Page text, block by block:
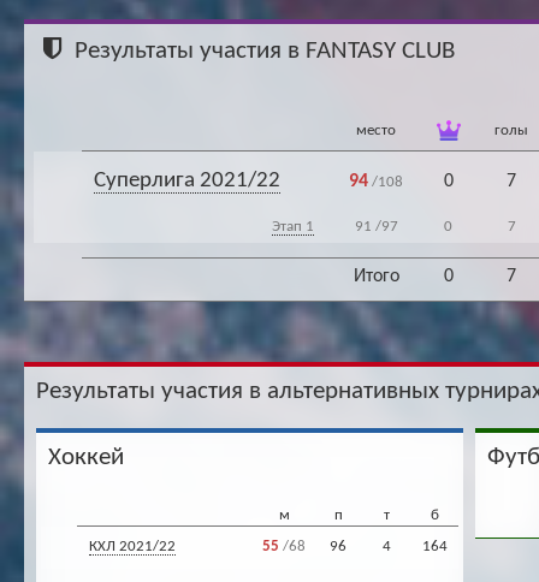
Результаты участия в FANTASY CLUB
место голы
Суперлига 2021/22 94 /108 0 7
Этап 1 91 /97 0 7
Итого 0 7
Результаты участия в альтернативных
Хоккей
м п т
б
КХЛ 2021/22
55 /68 96 4 164